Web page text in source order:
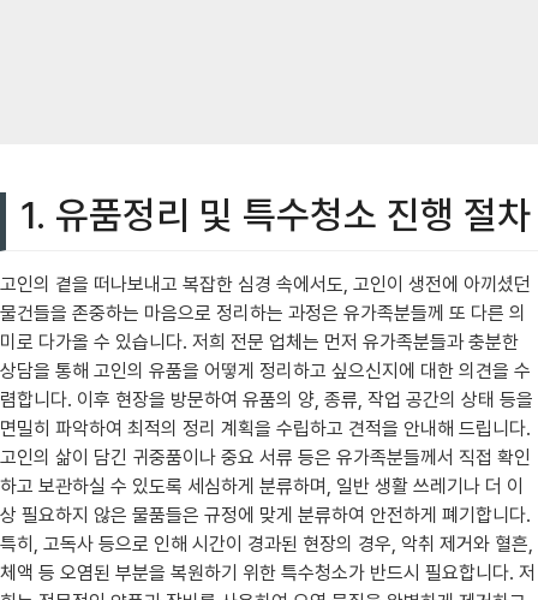
1. 유품정리 및 특수청소 진행 절차
고인의 곁을 떠나보내고 복잡한 심경 속에서도, 고인이 생전에 아끼셨던
물건들을 존중하는 마음으로 정리하는 과정은 유가족분들께 또 다른 의
미로 다가올 수 있습니다. 저희 전문 업체는 먼저 유가족분들과 충분한
상담을 통해 고인의 유품을 어떻게 정리하고 싶으신지에 대한 의견을 수
렴합니다. 이후 현장을 방문하여 유품의 양, 종류, 작업 공간의 상태 등을
면밀히 파악하여 최적의 정리 계획을 수립하고 견적을 안내해 드립니다.
고인의 삶이 담긴 귀중품이나 중요 서류 등은 유가족분들께서 직접 확인
하고 보관하실 수 있도록 세심하게 분류하며, 일반 생활 쓰레기나 더 이
상 필요하지 않은 물품들은 규정에 맞게 분류하여 안전하게 폐기합니다.
특히, 고독사 등으로 인해 시간이 경과된 현장의 경우, 악취 제거와 혈흔,
체액 등 오염된 부분을 복원하기 위한 특수청소가 반드시 필요합니다. 저